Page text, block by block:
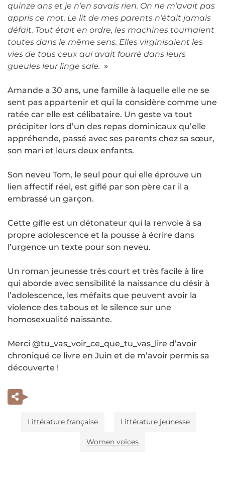
quinze ans et je n’en savais rien. On ne m’avait pas
appris ce mot. Le lit de mes parents n’était jamais
défait. Tout était en ordre, les machines tournaient
toutes dans le même sens. Elles virginisaient les
vies de tous ceux qui avait fourré dans leurs
gueules leur linge sale. »
Amande a 30 ans, une famille à laquelle elle ne se
sent pas appartenir et qui la considère comme une
ratée car elle est célibataire. Un geste va tout
précipiter lors d’un des repas dominicaux qu’elle
appréhende, passé avec ses parents chez sa sœur,
son mari et leurs deux enfants.
Son neveu Tom, le seul pour qui elle éprouve un
lien affectif réel, est giflé par son père car il a
embrassé un garçon.
Cette gifle est un détonateur qui la renvoie à sa
propre adolescence et la pousse à écrire dans
l’urgence un texte pour son neveu.
Un roman jeunesse très court et très facile à lire
qui aborde avec sensibilité la naissance du désir à
l’adolescence, les méfaits que peuvent avoir la
violence des tabous et le silence sur une
homosexualité naissante.
Merci @tu_vas_voir_ce_que_tu_vas_lire d’avoir
chroniqué ce livre en Juin et de m’avoir permis sa
découverte !
Littérature française Littérature jeunesse
Women voices